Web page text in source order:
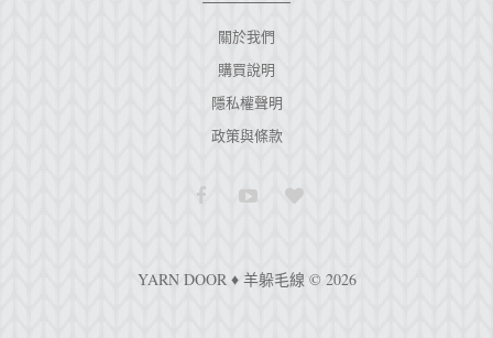
關於我們
購買說明
隱私權聲明
政策與條款
YARN DOOR ♦ 羊躲毛線 © 2026